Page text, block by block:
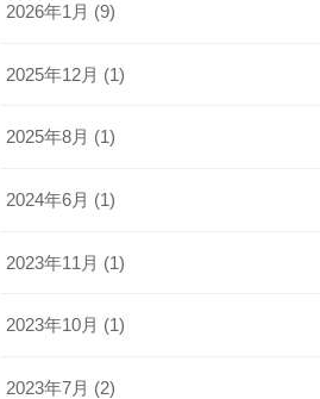
2026年1月 (9)
2025年12月 (1)
2025年8月 (1)
2024年6月 (1)
2023年11月 (1)
2023年10月 (1)
2023年7月 (2)